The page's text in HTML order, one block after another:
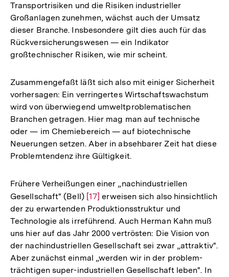
Transportrisiken und die Risiken industrieller
Großanlagen zunehmen, wächst auch der Umsatz
dieser Branche. Insbesondere gilt dies auch für das
Rückversicherungswesen — ein Indikator
großtechnischer Risiken, wie mir scheint.
Zusammengefaßt läßt sich also mit einiger Sicherheit
vorhersagen: Ein verringertes Wirtschaftswachstum
wird von überwiegend umweltproblematischen
Branchen getragen. Hier mag man auf technische
oder — im Chemiebereich — auf biotechnische
Neuerungen setzen. Aber in absehbarer Zeit hat diese
Problemtendenz ihre Gültigkeit.
Frühere Verheißungen einer „nachindustriellen
Gesellschaft" (Bell) Zur
Auflösung
der
Fußnote
[17] erweisen sich also hinsichtlich
der zu erwartenden Produktionsstruktur und
Technologie als irreführend. Auch Herman Kahn muß
uns hier auf das Jahr 2000 vertrösten: Die Vision von
der nachindustriellen Gesellschaft sei zwar „attraktiv".
Aber zunächst einmal „werden wir in der problem-
trächtigen super-industriellen Gesellschaft leben". In